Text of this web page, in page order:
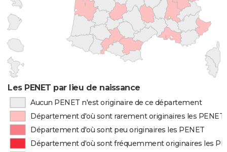
Les PENET par lieu de naissance
Aucun PENET n'est originaire de ce département
Département d'où sont rarement originaires les PENET
Département d'où sont peu originaires les PENET
Département d'où sont fréquemment originaires les